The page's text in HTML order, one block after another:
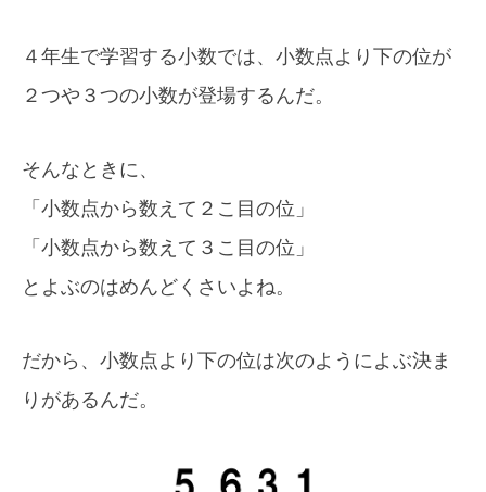
４年生で学習する小数では、小数点より下の位が
２つや３つの小数が登場するんだ。
そんなときに、
「小数点から数えて２こ目の位」
「小数点から数えて３こ目の位」
とよぶのはめんどくさいよね。
だから、小数点より下の位は次のようによぶ決ま
りがあるんだ。